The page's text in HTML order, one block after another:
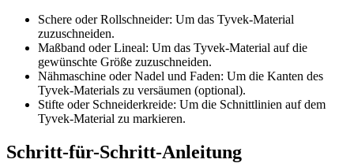
Schere oder Rollschneider: Um das Tyvek-Material
zuzuschneiden.
Maßband oder Lineal: Um das Tyvek-Material auf die
gewünschte Größe zuzuschneiden.
Nähmaschine oder Nadel und Faden: Um die Kanten des
Tyvek-Materials zu versäumen (optional).
Stifte oder Schneiderkreide: Um die Schnittlinien auf dem
Tyvek-Material zu markieren.
Schritt-für-Schritt-Anleitung